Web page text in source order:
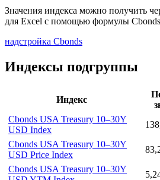
Значения индекса можно получить
для Excel с помощью формулы
надстройка Cbonds
Индексы подгруппы
Индекс
Cbonds USA Treasury 10–30Y
USD Index
Cbonds USA Treasury 10–30Y
USD Price Index
Cbonds USA Treasury 10–30Y